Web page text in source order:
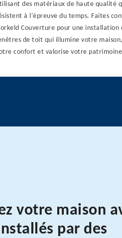
des matériaux de haute qualité
à l'épreuve du temps. Faites
Couverture pour une installation
de toit qui illumine votre
confort et valorise votre patrimoine
votre maison
par des